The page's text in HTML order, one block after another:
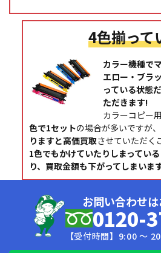
4色揃って
カラー機種で
エロー・ブラ
っている状態
ただきます!
カラーコピー
色で1セットの場合が多いですが、
りますと高価買取させていただく
1色でもかけていたりしまってい
り、買取金額も下がってしまいます
お問い合わせ
0120-
【受付時間】9:00 〜